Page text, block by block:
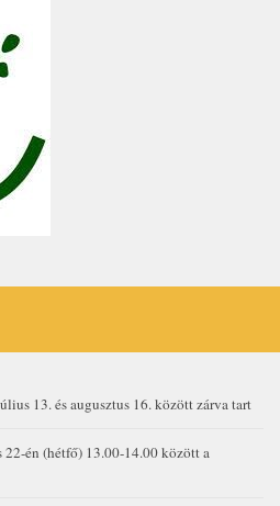
13. és augusztus 16. között zárva tart
én (hétfő) 13.00-14.00 között a